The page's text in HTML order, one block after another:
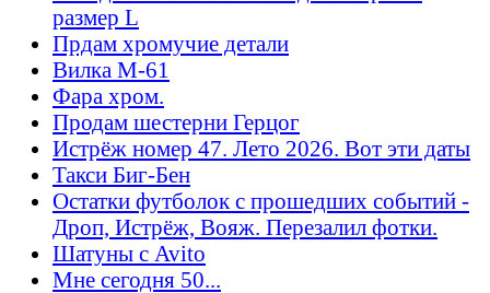
размер L
Прдам хромучие детали
Вилка М-61
Фара хром.
Продам шестерни Герцог
Истрёж номер 47. Лето 2026. Вот эти даты
Такси Биг-Бен
Остатки футболок с прошедших событий -
Дроп, Истрёж, Вояж. Перезалил фотки.
Шатуны с Avito
Мне сегодня 50...